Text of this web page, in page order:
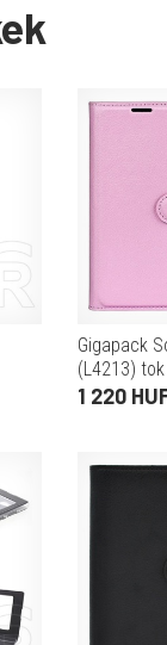
Gigapack
(L4213)
(Flip,
1 220